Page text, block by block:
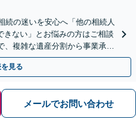
続の迷いを安心へ「他の相続人
きない」とお悩みの方はご相談
、複雑な遺産分割から事業承継
駐車場あり】
見る
メールでお問い合わせ